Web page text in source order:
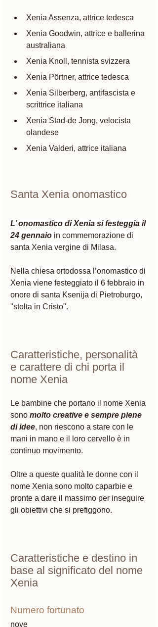
Xenia Assenza, attrice tedesca
Xenia Goodwin, attrice e ballerina
australiana
Xenia Knoll, tennista svizzera
Xenia Pörtner, attrice tedesca
Xenia Silberberg, antifascista e
scrittrice italiana
Xenia Stad-de Jong, velocista
olandese
Xenia Valderi, attrice italiana
Santa Xenia onomastico
L’ onomastico di Xenia si festeggia il
24 gennaio in commemorazione di
santa Xenia vergine di Milasa.
Nella chiesa ortodossa l’onomastico di
Xenia viene festeggiato il 6 febbraio in
onore di santa Ksenija di Pietroburgo,
"stolta in Cristo".
Caratteristiche, personalità
e carattere di chi porta il
nome Xenia
Le bambine che portano il nome Xenia
sono molto creative e sempre piene
di idee, non riescono a stare con le
mani in mano e il loro cervello è in
continuo movimento.
Oltre a queste qualità le donne con il
nome Xenia sono molto caparbie e
pronte a dare il massimo per inseguire
gli obiettivi che si prefiggono.
Caratteristiche e destino in
base al significato del nome
Xenia
Numero fortunato
nove